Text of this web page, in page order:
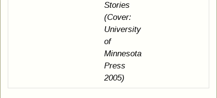
Stories
(Cover:
University
of
Minnesota
Press
2005)